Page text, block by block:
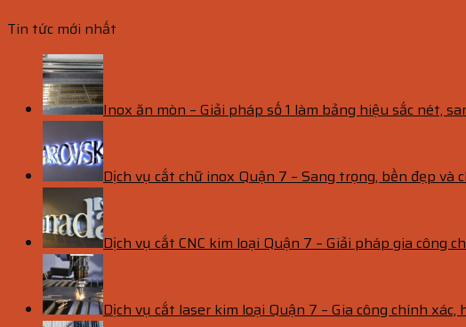
Tin tức mới nhất
Inox ăn mòn – Giải pháp số 1 làm bảng hiệu sắc nét,
Dịch vụ cắt chữ inox Quận 7 – Sang trọng, bền đẹp và
Dịch vụ cắt CNC kim loại Quận 7 – Giải pháp gia công
Dịch vụ cắt laser kim loại Quận 7 – Gia công chính